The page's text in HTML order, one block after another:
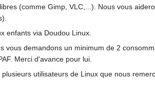
(comme Gimp, VLC,...). Nous vous
enfants via Doudou Linux.
vous demandons un minimum de 2
Merci d'avance pour lui.
utilisateurs de Linux que nous